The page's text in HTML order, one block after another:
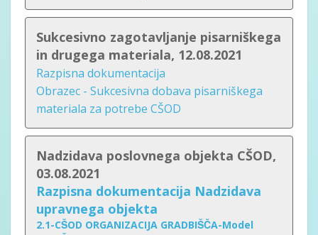
Sukcesivno zagotavljanje pisarniškega
in drugega materiala, 12.08.2021
Razpisna dokumentacija
Obrazec - Sukcesivna dobava pisarniškega
materiala za potrebe CŠOD
Nadzidava poslovnega objekta CŠOD,
03.08.2021
Razpisna dokumentacija Nadzidava
upravnega objekta
2.1-CŠOD ORGANIZACIJA GRADBIŠČA-Model